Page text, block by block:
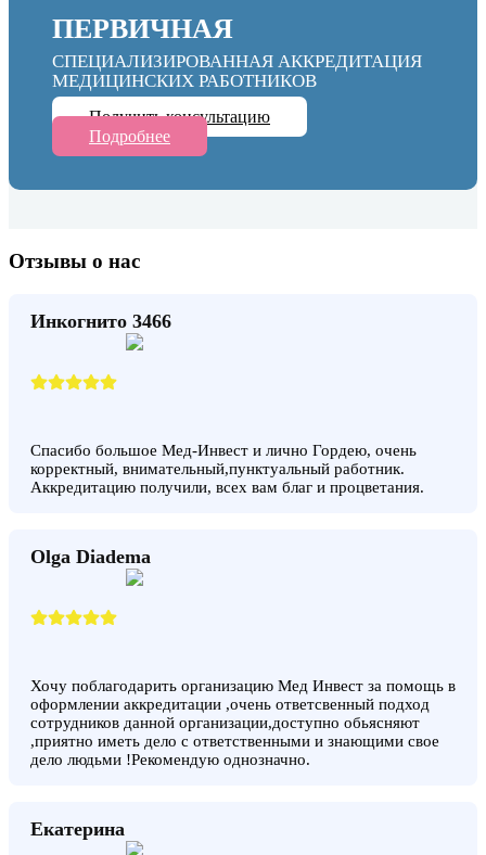
ПЕРВИЧНАЯ
СПЕЦИАЛИЗИРОВАННАЯ АККРЕДИТАЦИЯ
МЕДИЦИНСКИХ РАБОТНИКОВ
Получить консультацию
Подробнее
Отзывы о нас
Инкогнито 3466
Спасибо большое Мед-Инвест и лично Гордею, очень
корректный, внимательный,пунктуальный работник.
Аккредитацию получили, всех вам благ и процветания.
Olga Diadema
Хочу поблагодарить организацию Мед Инвест за помощь в
оформлении аккредитации ,очень ответсвенный подход
сотрудников данной организации,доступно обьясняют
,приятно иметь дело с ответственными и знающими свое
дело людьми !Рекомендую однозначно.
Екатерина